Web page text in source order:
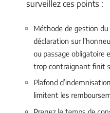
surveillez ces points :
Méthode de gestion
déclaration sur
ou passage obligatoire
trop contraignant finit
Plafond
limitent les